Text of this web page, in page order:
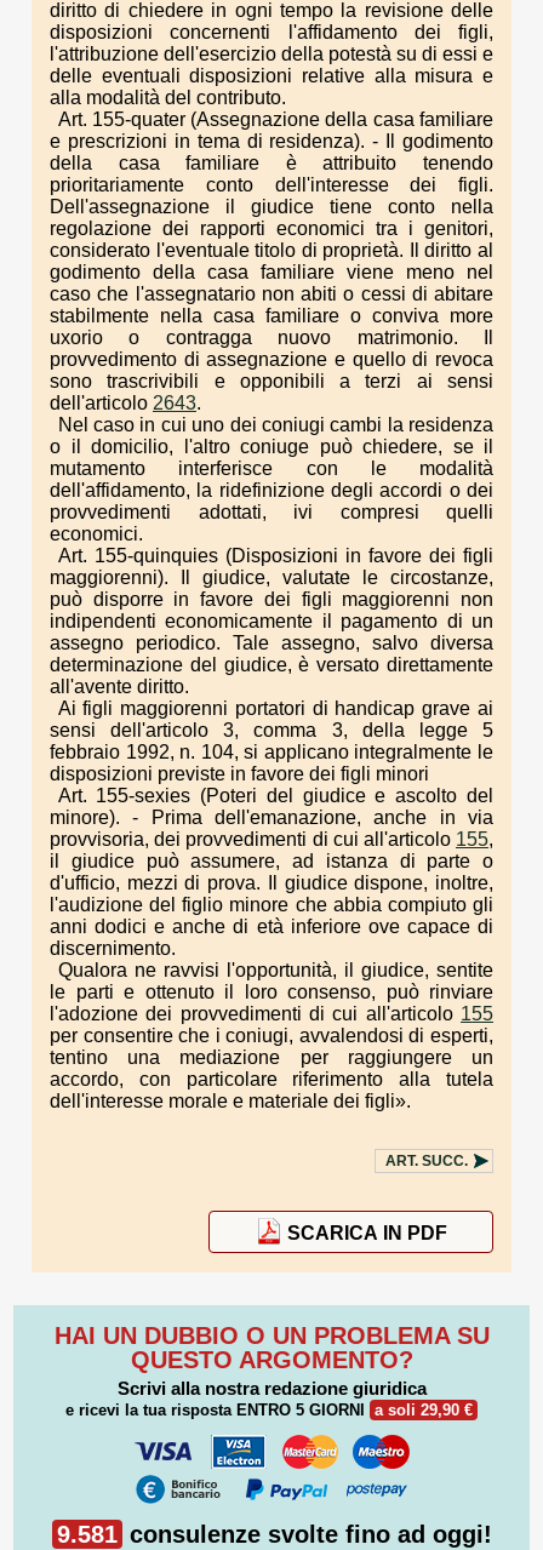
diritto di chiedere in ogni tempo la revisione delle
disposizioni concernenti l'affidamento dei figli,
l'attribuzione dell'esercizio della potestà su di essi e
delle eventuali disposizioni relative alla misura e
alla modalità del contributo.
Art. 155-quater (Assegnazione della casa familiare
e prescrizioni in tema di residenza). - Il godimento
della casa familiare è attribuito tenendo
prioritariamente conto dell'interesse dei figli.
Dell'assegnazione il giudice tiene conto nella
regolazione dei rapporti economici tra i genitori,
considerato l'eventuale titolo di proprietà. Il diritto al
godimento della casa familiare viene meno nel
caso che l'assegnatario non abiti o cessi di abitare
stabilmente nella casa familiare o conviva more
uxorio o contragga nuovo matrimonio. Il
provvedimento di assegnazione e quello di revoca
sono trascrivibili e opponibili a terzi ai sensi
dell'articolo 2643.
Nel caso in cui uno dei coniugi cambi la residenza
o il domicilio, l'altro coniuge può chiedere, se il
mutamento interferisce con le modalità
dell'affidamento, la ridefinizione degli accordi o dei
provvedimenti adottati, ivi compresi quelli
economici.
Art. 155-quinquies (Disposizioni in favore dei figli
maggiorenni). Il giudice, valutate le circostanze,
può disporre in favore dei figli maggiorenni non
indipendenti economicamente il pagamento di un
assegno periodico. Tale assegno, salvo diversa
determinazione del giudice, è versato direttamente
all'avente diritto.
Ai figli maggiorenni portatori di handicap grave ai
sensi dell'articolo 3, comma 3, della legge 5
febbraio 1992, n. 104, si applicano integralmente le
disposizioni previste in favore dei figli minori
Art. 155-sexies (Poteri del giudice e ascolto del
minore). - Prima dell'emanazione, anche in via
provvisoria, dei provvedimenti di cui all'articolo 155,
il giudice può assumere, ad istanza di parte o
d'ufficio, mezzi di prova. Il giudice dispone, inoltre,
l'audizione del figlio minore che abbia compiuto gli
anni dodici e anche di età inferiore ove capace di
discernimento.
Qualora ne ravvisi l'opportunità, il giudice, sentite
le parti e ottenuto il loro consenso, può rinviare
l'adozione dei provvedimenti di cui all'articolo 155
per consentire che i coniugi, avvalendosi di esperti,
tentino una mediazione per raggiungere un
accordo, con particolare riferimento alla tutela
dell'interesse morale e materiale dei figli».
ART. SUCC.
SCARICA IN PDF
HAI UN DUBBIO O UN PROBLEMA SU
QUESTO ARGOMENTO?
Scrivi alla nostra redazione giuridica
e ricevi la tua risposta ENTRO 5 GIORNI a soli 29,90 €
9.581 consulenze svolte fino ad oggi!